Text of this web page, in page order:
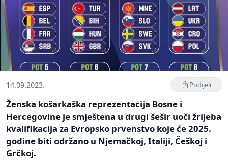
14.09.2023. Podijeli
Ženska košarkaška reprezentacija Bosne i
Hercegovine je smještena u drugi šešir uoči žrijeba
kvalifikacija za Evropsko prvenstvo koje će 2025.
godine biti održano u Njemačkoj, Italiji, Češkoj i
Grčkoj.